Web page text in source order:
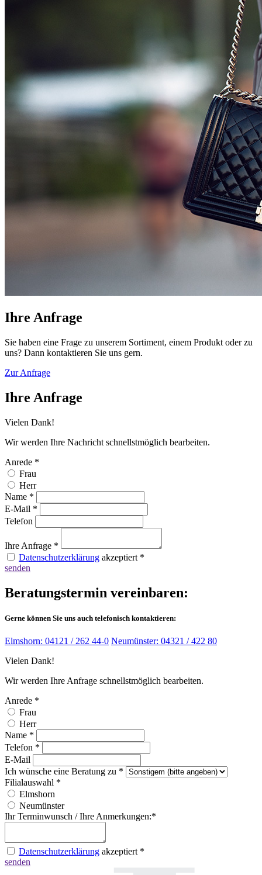
Ihre Anfrage
Sie haben eine Frage zu unserem Sortiment, einem Produkt oder zu
uns? Dann kontaktieren Sie uns gern.
Zur Anfrage
Ihre Anfrage
Vielen Dank!
Wir werden Ihre Nachricht schnellstmöglich bearbeiten.
Anrede *
Frau
Herr
Name *
E-Mail *
Telefon
Ihre Anfrage *
Datenschutzerklärung akzeptiert *
senden
Beratungstermin vereinbaren:
Gerne können Sie uns auch telefonisch kontaktieren:
Elmshorn: 04121 / 262 44-0 Neumünster: 04321 / 422 80
Vielen Dank!
Wir werden Ihre Anfrage schnellstmöglich bearbeiten.
Anrede *
Frau
Herr
Name *
Telefon *
E-Mail
Ich wünsche eine Beratung zu *
Filialauswahl *
Elmshorn
Neumünster
Ihr Terminwunsch / Ihre Anmerkungen:*
Datenschutzerklärung akzeptiert *
senden